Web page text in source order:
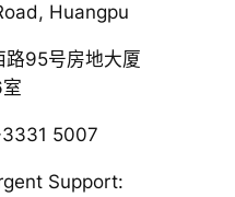
Huangpu
路95号房地大厦
5007
Support: